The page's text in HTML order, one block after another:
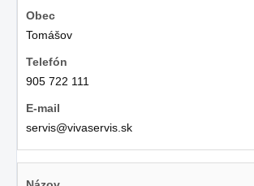
Tomášov
905 722 111
servis@vivaservis.sk